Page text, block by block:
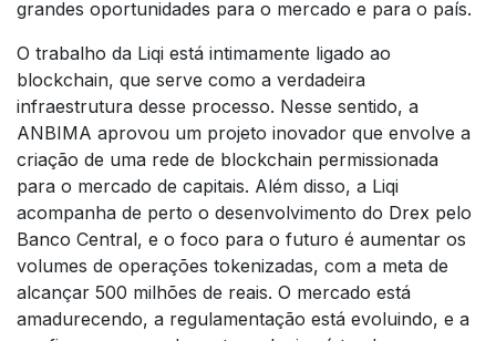
grandes oportunidades para o mercado e para o país.
O trabalho da Liqi está intimamente ligado ao
blockchain, que serve como a verdadeira
infraestrutura desse processo. Nesse sentido, a
ANBIMA aprovou um projeto inovador que envolve a
criação de uma rede de blockchain permissionada
para o mercado de capitais. Além disso, a Liqi
acompanha de perto o desenvolvimento do Drex pelo
Banco Central, e o foco para o futuro é aumentar os
volumes de operações tokenizadas, com a meta de
alcançar 500 milhões de reais. O mercado está
amadurecendo, a regulamentação está evoluindo, e a